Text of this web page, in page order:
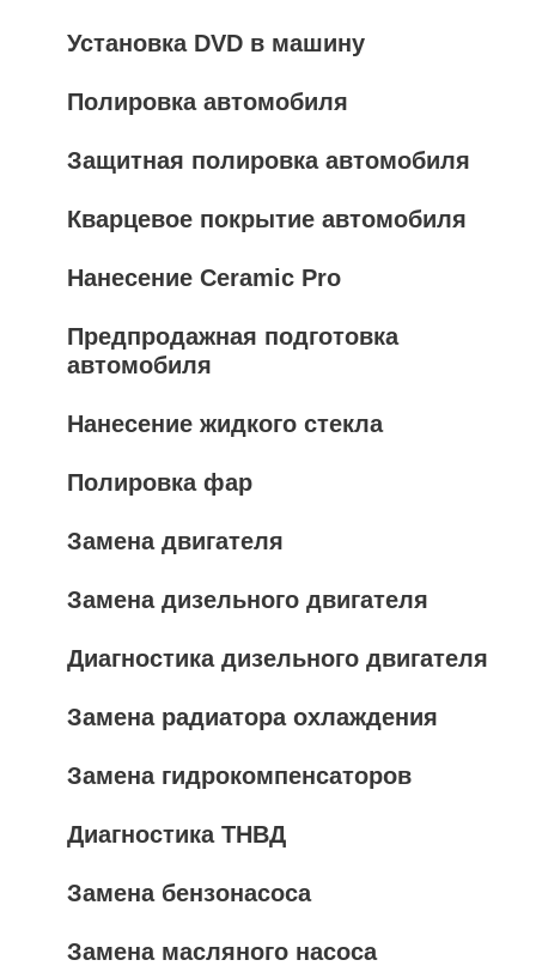
Установка DVD в машину
Полировка автомобиля
Защитная полировка автомобиля
Кварцевое покрытие автомобиля
Нанесение Ceramic Pro
Предпродажная подготовка
автомобиля
Нанесение жидкого стекла
Полировка фар
Замена двигателя
Замена дизельного двигателя
Диагностика дизельного двигателя
Замена радиатора охлаждения
Замена гидрокомпенсаторов
Диагностика ТНВД
Замена бензонасоса
Замена масляного насоса